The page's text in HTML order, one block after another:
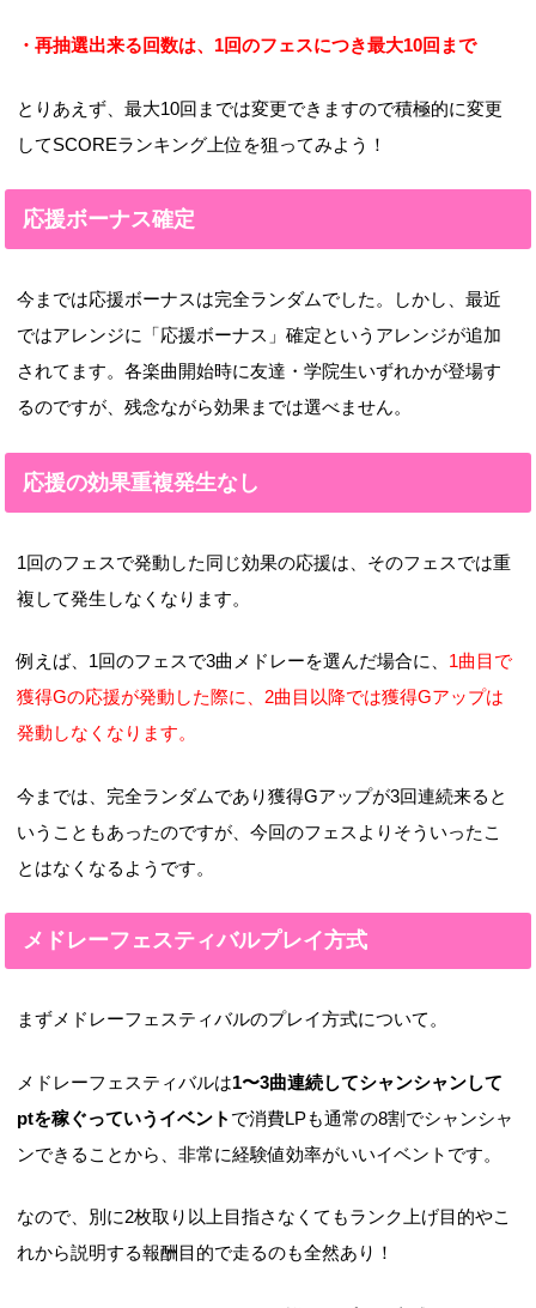
・再抽選出来る回数は、1回のフェスにつき最大10回まで
とりあえず、最大10回までは変更できますので積極的に変更
してSCOREランキング上位を狙ってみよう！
応援ボーナス確定
今までは応援ボーナスは完全ランダムでした。しかし、最近
ではアレンジに「応援ボーナス」確定というアレンジが追加
されてます。各楽曲開始時に友達・学院生いずれかが登場す
るのですが、残念ながら効果までは選べません。
応援の効果重複発生なし
1回のフェスで発動した同じ効果の応援は、そのフェスでは重
複して発生しなくなります。
例えば、1回のフェスで3曲メドレーを選んだ場合に、 1曲目で
獲得Gの応援が発動した際に、2曲目以降では獲得Gアップは
発動しなくなります。
今までは、完全ランダムであり獲得Gアップが3回連続来ると
いうこともあったのですが、今回のフェスよりそういったこ
とはなくなるようです。
メドレーフェスティバルプレイ方式
まずメドレーフェスティバルのプレイ方式について。
メドレーフェスティバルは1〜3曲連続してシャンシャンして
ptを稼ぐっていうイベント で消費LPも通常の8割でシャンシャ
ンできることから、非常に経験値効率がいいイベントです。
なので、別に2枚取り以上目指さなくてもランク上げ目的やこ
れから説明する報酬目的で走るのも全然あり！